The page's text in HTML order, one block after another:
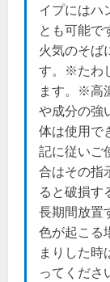
イプにはハ
とも可能
火気のそば
す。※たわ
ます。※高
や成分の強
体は使用で
記に従いご
合はその指
ると破損す
長期間放置
色が起こる
まりした時
ってくだ